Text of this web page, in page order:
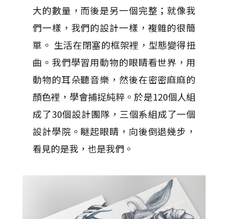
大的數量，而後是另一個完整；就像我
們一樣，我們的設計一樣，複雜的很簡
單。 生活在閉塞的框架裡，型態變得扭
曲。我們學習用動物的眼睛看世界，用
動物的耳朵聽音樂，然後在密密麻麻的
顏色裡，學會捕捉純粹。於是120個人組
成了30個設計團隊，三個系組成了一個
設計學院。瞇起眼睛，向後倒退幾步，
看見的是我，也是我們。